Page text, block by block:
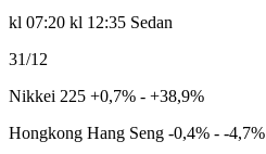
kl 07:20 kl 12:35 Sedan
31/12
Nikkei 225 +0,7% - +38,9%
Hongkong Hang Seng -0,4% - -4,7%